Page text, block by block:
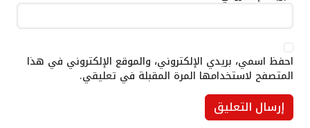
احفظ اسمي، بريدي الإلكتروني، والموقع الإلكتروني في هذا
المتصفح لاستخدامها المرة المقبلة في تعليقي.